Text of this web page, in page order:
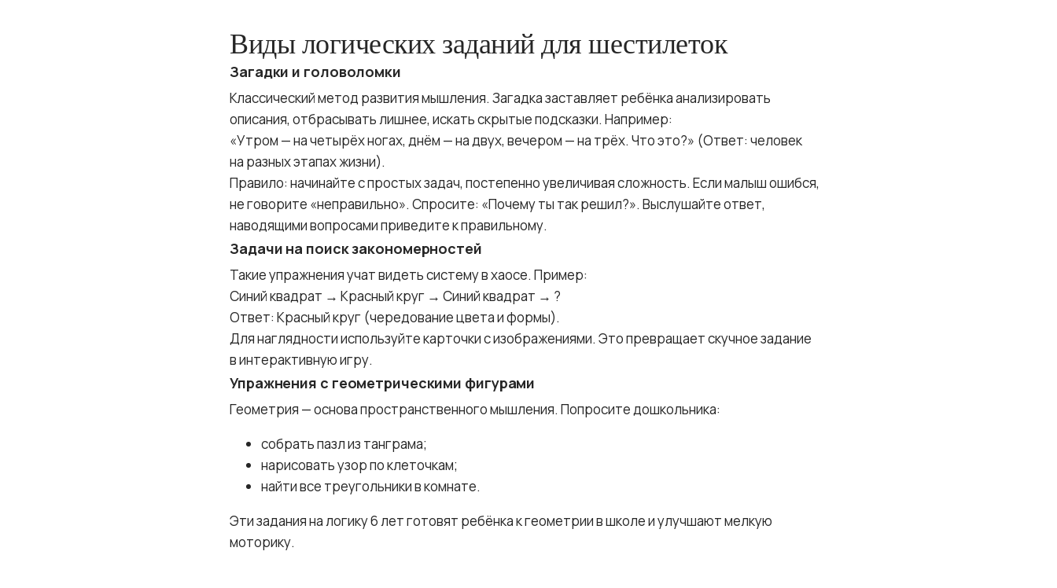
Виды логических заданий для шестилеток
Загадки и головоломки
Классический метод развития мышления. Загадка заставляет ребёнка анализировать
описания, отбрасывать лишнее, искать скрытые подсказки. Например:
«Утром — на четырёх ногах, днём — на двух, вечером — на трёх. Что это?» (Ответ: человек
на разных этапах жизни).
Правило: начинайте с простых задач, постепенно увеличивая сложность. Если малыш ошибся,
не говорите «неправильно». Спросите: «Почему ты так решил?». Выслушайте ответ,
наводящими вопросами приведите к правильному.
Задачи на поиск закономерностей
Такие упражнения учат видеть систему в хаосе. Пример:
Синий квадрат → Красный круг → Синий квадрат → ?
Ответ: Красный круг (чередование цвета и формы).
Для наглядности используйте карточки с изображениями. Это превращает скучное задание
в интерактивную игру.
Упражнения с геометрическими фигурами
Геометрия — основа пространственного мышления. Попросите дошкольника:
собрать пазл из танграма;
нарисовать узор по клеточкам;
найти все треугольники в комнате.
Эти задания на логику 6 лет готовят ребёнка к геометрии в школе и улучшают мелкую
моторику.